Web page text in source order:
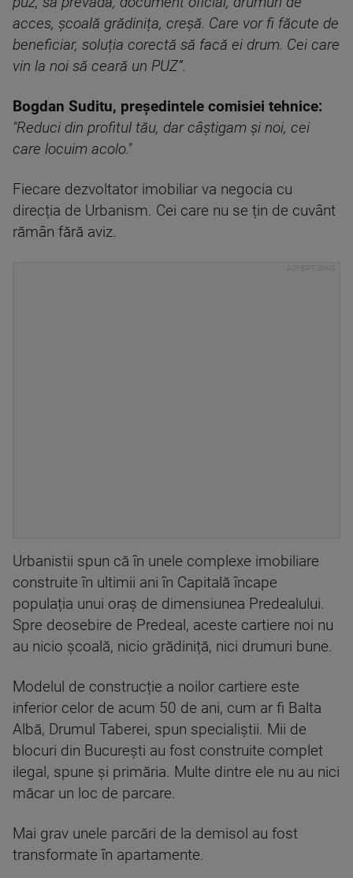
acces, școală grădinița, creșă. Care vor fi făcute de
beneficiar, soluția corectă să facă ei drum. Cei care
vin la noi să ceară un PUZ”.
Bogdan Suditu, președintele comisiei tehnice:
"Reduci din profitul tău, dar câștigam și noi, cei
care locuim acolo."
Fiecare dezvoltator imobiliar va negocia cu
direcția de Urbanism. Cei care nu se țin de cuvânt
rămân fără aviz.
Urbanistii spun că în unele complexe imobiliare
construite în ultimii ani în Capitală încape
populația unui oraș de dimensiunea Predealului.
Spre deosebire de Predeal, aceste cartiere noi nu
au nicio școală, nicio grădiniță, nici drumuri bune.
Modelul de construcție a noilor cartiere este
inferior celor de acum 50 de ani, cum ar fi Balta
Albă, Drumul Taberei, spun specialiștii. Mii de
blocuri din București au fost construite complet
ilegal, spune și primăria. Multe dintre ele nu au nici
măcar un loc de parcare.
Mai grav unele parcări de la demisol au fost
transformate în apartamente.